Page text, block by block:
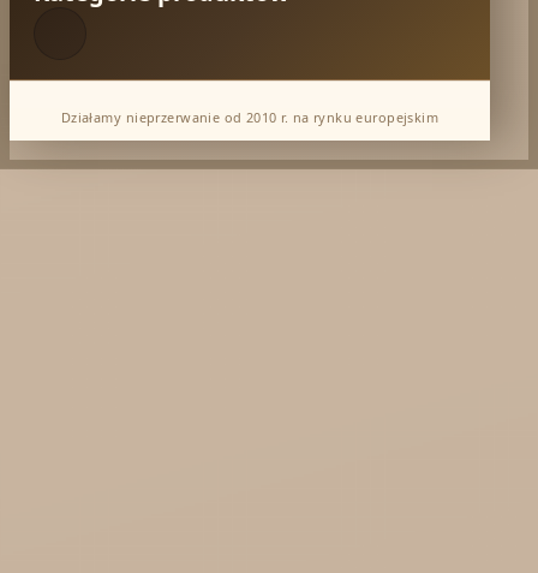
Dabur Hurt
Działamy nieprzerwanie od 2010 r. na rynku europejskim